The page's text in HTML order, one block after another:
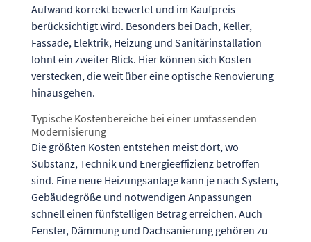
Aufwand korrekt bewertet und im Kaufpreis
berücksichtigt wird. Besonders bei Dach, Keller,
Fassade, Elektrik, Heizung und Sanitärinstallation
lohnt ein zweiter Blick. Hier können sich Kosten
verstecken, die weit über eine optische Renovierung
hinausgehen.
Typische Kostenbereiche bei einer umfassenden
Modernisierung
Die größten Kosten entstehen meist dort, wo
Substanz, Technik und Energieeffizienz betroffen
sind. Eine neue Heizungsanlage kann je nach System,
Gebäudegröße und notwendigen Anpassungen
schnell einen fünfstelligen Betrag erreichen. Auch
Fenster, Dämmung und Dachsanierung gehören zu